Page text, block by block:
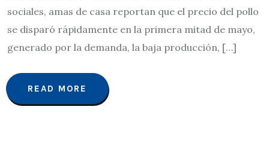
sociales, amas de casa reportan que el precio del pollo
se disparó rápidamente en la primera mitad de mayo,
generado por la demanda, la baja producción, […]
READ MORE